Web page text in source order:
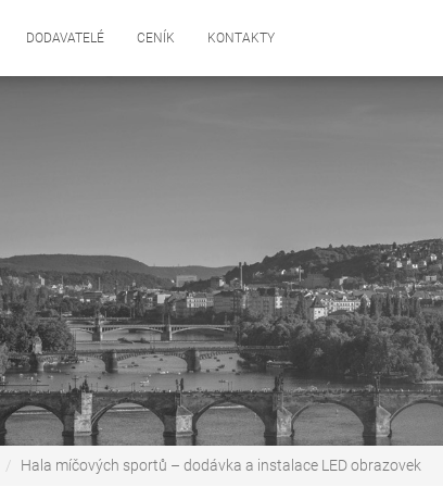
DODAVATELÉ CENÍK KONTAKTY
Hala míčových sportů – dodávka a instalace LED obrazovek